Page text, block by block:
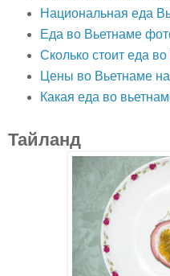
Национальная еда
Еда во Вьетнаме
Сколько стоит еда
Цены во Вьетнаме
Какая еда во
Тайланд